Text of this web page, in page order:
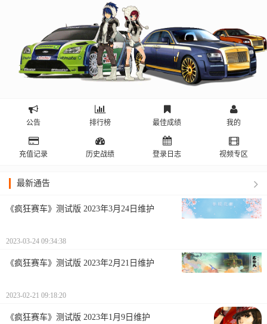
公告 排行榜 最佳成绩 我的
充值记录 历史战绩 登录日志 视频专区
最新通告
《疯狂赛车》测试版 2023年3月24日维护
2023-03-24 09:34:38
《疯狂赛车》测试版 2023年2月21日维护
2023-02-21 09:18:20
《疯狂赛车》测试版 2023年1月9日维护